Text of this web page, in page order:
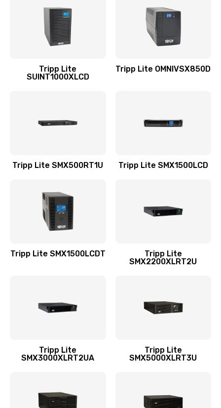
Tripp Lite
SUINT1000XLCD
Tripp Lite OMNIVSX850D
Tripp Lite SMX500RT1U Tripp Lite SMX1500LCD
Tripp Lite SMX1500LCDT
Tripp Lite
SMX2200XLRT2U
Tripp Lite
SMX3000XLRT2UA
Tripp Lite
SMX5000XLRT3U